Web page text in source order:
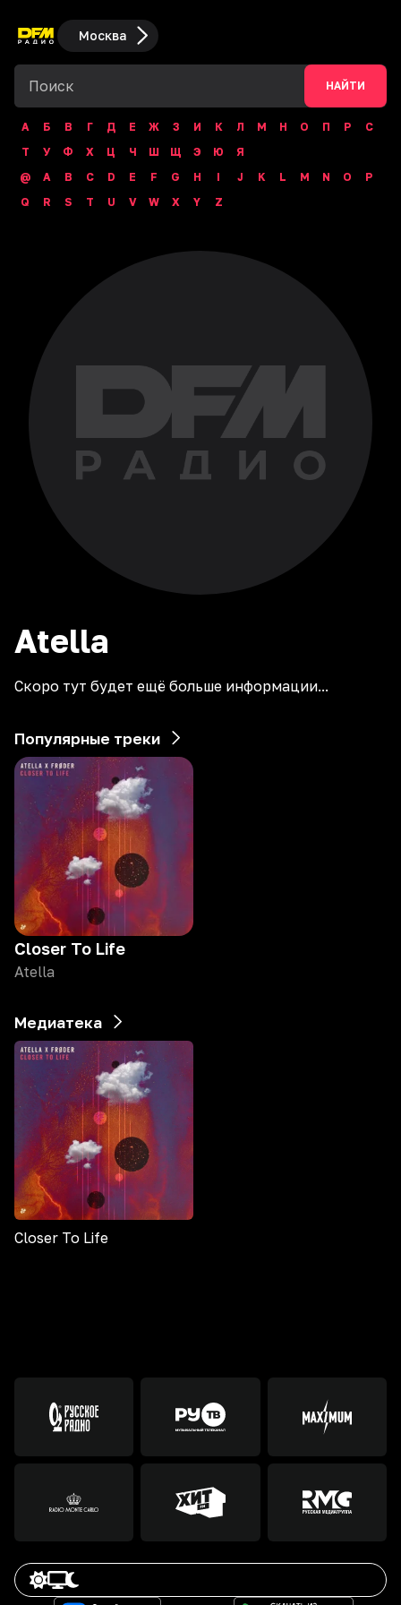
Москва
НАЙТИ
А Б В Г Д Е Ж З И К Л М Н О П Р
С
Т
У Ф Х Ц Ч Ш Щ Э Ю
Я
@
A B C D E F G H I J K L M N O
P
Q
R S T U V W X Y Z
Atella
Скоро тут будет ещё больше информации...
Популярные треки
Closer To Life
Atella
Медиатека
Closer To Life